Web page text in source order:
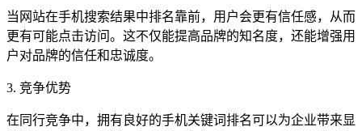
当网站在手机搜索结果中排名靠前，用户会更有信任感，从而
更有可能点击访问。这不仅能提高品牌的知名度，还能增强用
户对品牌的信任和忠诚度。
3. 竞争优势
在同行竞争中，拥有良好的手机关键词排名可以为企业带来显